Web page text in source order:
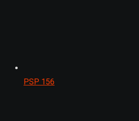
PSP 156